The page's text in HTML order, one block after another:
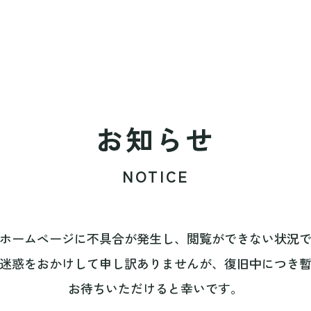
お知らせ
NOTICE
ームページに不具合が発生し、閲覧ができない状況で
惑をおかけして申し訳ありませんが、復旧中につき
お待ちいただけると幸いです。